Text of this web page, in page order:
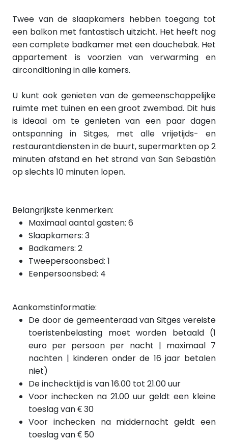
Twee van de slaapkamers hebben toegang tot
een balkon met fantastisch uitzicht. Het heeft nog
een complete badkamer met een douchebak. Het
appartement is voorzien van verwarming en
airconditioning in alle kamers.
U kunt ook genieten van de gemeenschappelijke
ruimte met tuinen en een groot zwembad. Dit huis
is ideaal om te genieten van een paar dagen
ontspanning in Sitges, met alle vrijetijds- en
restaurantdiensten in de buurt, supermarkten op 2
minuten afstand en het strand van San Sebastián
op slechts 10 minuten lopen.
Belangrijkste kenmerken:
Maximaal aantal gasten: 6
Slaapkamers: 3
Badkamers: 2
Tweepersoonsbed: 1
Eenpersoonsbed: 4
Aankomstinformatie:
De door de gemeenteraad van Sitges vereiste
toeristenbelasting moet worden betaald (1
euro per persoon per nacht | maximaal 7
nachten | kinderen onder de 16 jaar betalen
niet)
De inchecktijd is van 16.00 tot 21.00 uur
Voor inchecken na 21.00 uur geldt een kleine
toeslag van € 30
Voor inchecken na middernacht geldt een
toeslag van € 50